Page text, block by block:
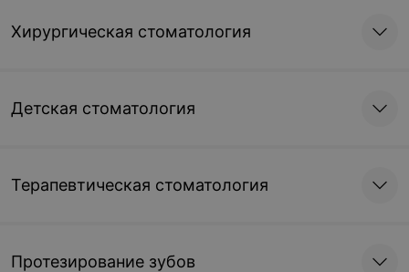
Хирургическая стоматология
Детская стоматология
Терапевтическая стоматология
Протезирование зубов